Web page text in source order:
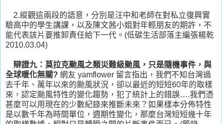
2.縱觀這兩段的語意，分別是汪中和老師在對私立復興實
驗高中的學生講課，以及陳文茜小姐對年輕朋友的期許，不
能代表該片要推卸責任給下一代。(低碳生活部落主編張楊乾
2010.03.04)
辯證九： 莫拉克颱風之類災難級颱風，只是隨機事件，與
全球暖化無關? 網友 yamflower 留言指出，我們不知台灣過
去千年、萬年以來的颱風狀況，卻以最近的短短60年的取樣
來，認定颱風特性的變化趨勢，犯了統計上的錯誤….我們憑
甚麼可以用現在的少數紀錄來推斷未來？如果樣本分佈特性
是以數千年為時間單位，週期性變化，那麼台灣短短幾十年